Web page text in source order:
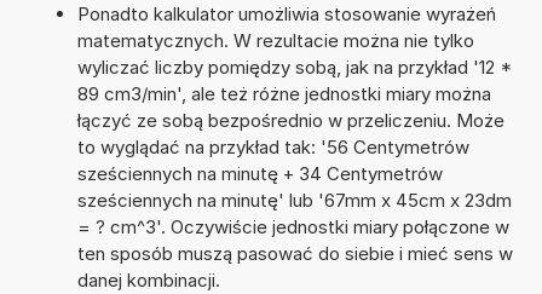
Ponadto kalkulator umożliwia stosowanie wyrażeń
matematycznych. W rezultacie można nie tylko
wyliczać liczby pomiędzy sobą, jak na przykład '12 *
89 cm3/min', ale też różne jednostki miary można
łączyć ze sobą bezpośrednio w przeliczeniu. Może
to wyglądać na przykład tak: '56 Centymetrów
sześciennych na minutę + 34 Centymetrów
sześciennych na minutę' lub '67mm x 45cm x 23dm
= ? cm^3'. Oczywiście jednostki miary połączone w
ten sposób muszą pasować do siebie i mieć sens w
danej kombinacji.